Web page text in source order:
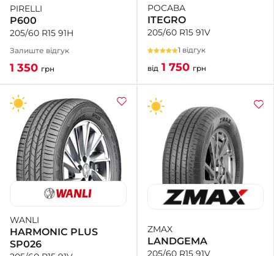
+38 (050)-911-911-2
- Щепкіна
+38 (099)-643-33-77
- Тополь
+38 (068)-923-74-19
- Калинова
PIRELLI
P600
205/60 R15 91H
Залиште відгук
1 350 грн
РОСАВА
ITEGRO
205/60 R15 91V
1 відгук
від 1 750 грн
WANLI
HARMONIC PLUS
SP026
ZMAX
LANDGEMA
205/60 R15 91V